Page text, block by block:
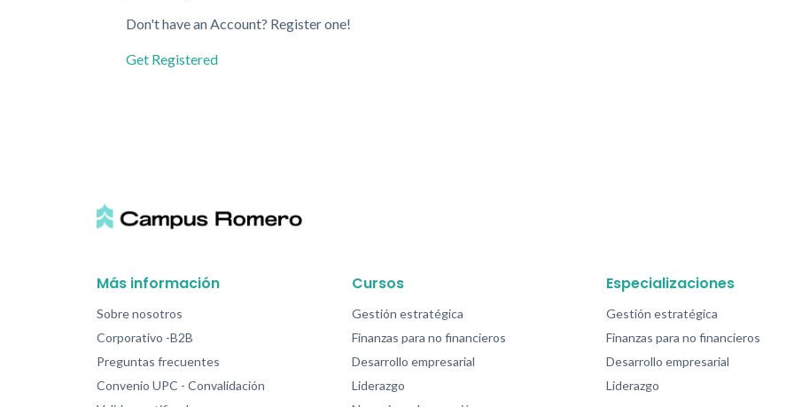
Don't have an Account? Register one!
Get Registered
Más información
Sobre nosotros
Corporativo -B2B
Preguntas frecuentes
Convenio UPC - Convalidación
Cursos
Gestión estratégica
Finanzas para no financieros
Desarrollo empresarial
Liderazgo
Especializaciones
Gestión estratégica
Finanzas para no financieros
Desarrollo empresarial
Liderazgo